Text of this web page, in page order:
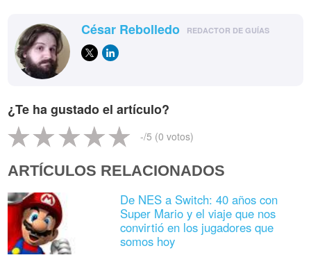
César Rebolledo REDACTOR DE GUÍAS
¿Te ha gustado el artículo?
-/5 (0 votos)
ARTÍCULOS RELACIONADOS
De NES a Switch: 40 años con
Super Mario y el viaje que nos
convirtió en los jugadores que
somos hoy